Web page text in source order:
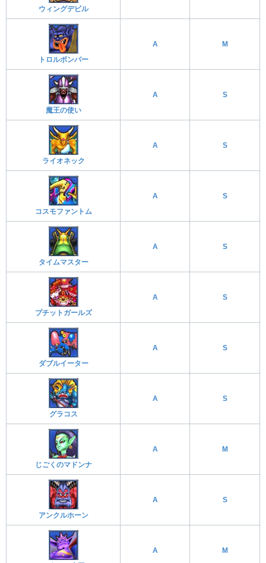
ウィングデビル
トロルボンバー
A M
魔王の使い
A S
ライオネック
A S
コスモファントム
A S
タイムマスター
A S
プチットガールズ
A S
ダブルイーター
A S
グラコス
A S
じごくのマドンナ
A M
アンクルホーン
A S
A M